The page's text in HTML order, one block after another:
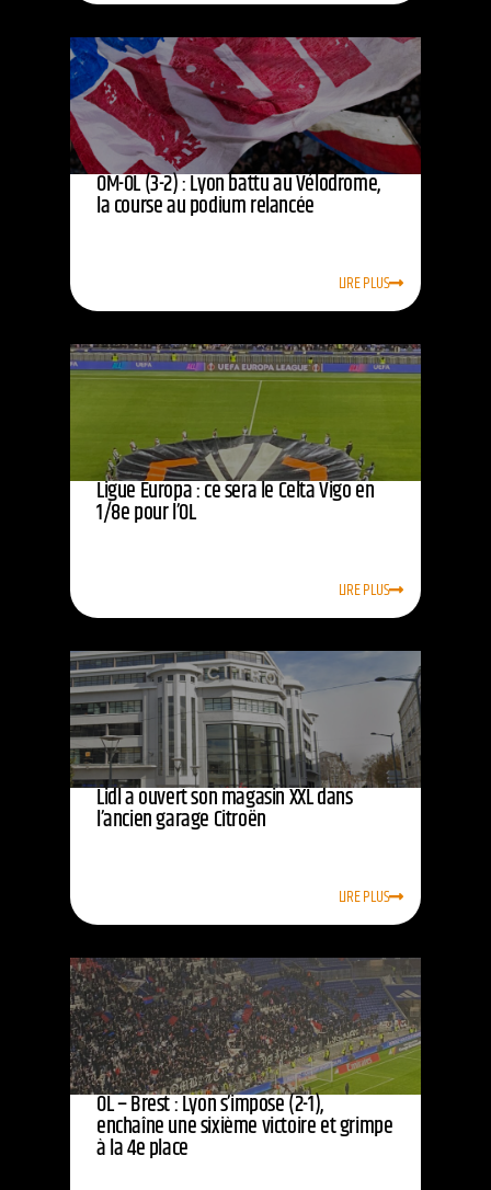
OM-OL (3-2) : Lyon battu au Vélodrome,
la course au podium relancée
LIRE PLUS
Ligue Europa : ce sera le Celta Vigo en
1/8e pour l’OL
LIRE PLUS
Lidl a ouvert son magasin XXL dans
l’ancien garage Citroën
LIRE PLUS
OL – Brest : Lyon s’impose (2-1),
enchaîne une sixième victoire et grimpe
à la 4e place